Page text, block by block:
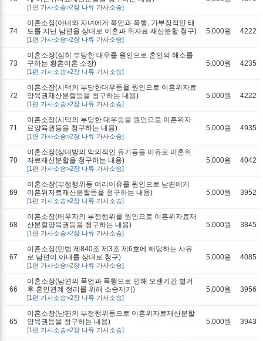
[1편 가사소송>2장 나류 가사소송]
74
이혼소장(아내와 자녀에게 폭언과 폭행, 가부장적인 태
도를 지닌 남편을 상대로 이혼과 위자료 재산분할 청구)
[1편 가사소송>2장 나류 가사소송]
5,000원 4222
73
이혼소장(심히 부당한 대우를 원인으로 혼인의 해소를
구하는 황혼이혼 소장)
[1편 가사소송>2장 나류 가사소송]
5,000원 4235
72
이혼소장(시댁의 부당한대우등을 원인으로 이혼위자료
양육권재산분할등을 청구하는 내용)
[1편 가사소송>2장 나류 가사소송]
5,000원 4222
71
이혼소장(시댁의 부당한 대우등을 원인으로 이혼위자
료양육권등을 청구하는 내용)
[1편 가사소송>2장 나류 가사소송]
5,000원 4935
70
이혼소장(상대방의 악의적인 유기등을 이유로 이혼위
자료재산분할을 청구하는 내용)
[1편 가사소송>2장 나류 가사소송]
5,000원 4042
69
이혼소장(부정행위등 여러이유를 원인으로 남편에게
이혼위자료재산분할등을 청구하는 내용)
[1편 가사소송>2장 나류 가사소송]
5,000원 3952
68
이혼소장(배우자의 부정행위를 원인으로 이혼위자료재
산분할양육권등을 청구하는 내용)
[1편 가사소송>2장 나류 가사소송]
5,000원 3845
67
이혼소장(민법 제840조 제3조 제6호에 해당하는 사유
로 남편이 아내를 상대로 청구)
[1편 가사소송>2장 나류 가사소송]
5,000원 4085
66
이혼소장(남편의 폭언과 폭행으로 인해 오랜기간 별거
후 혼인관계 정리를 위해 소송제기)
[1편 가사소송>2장 나류 가사소송]
5,000원 3956
65
이혼소장(남편의 부정행위등으로 이혼위자료재산분할
양육권등을 청구하는 내용)
[1편 가사소송>2장 나류 가사소송]
5,000원 3943